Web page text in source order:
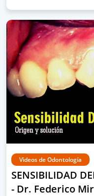
Videos de Odontología
SENSIBILIDAD
- Dr. Federico